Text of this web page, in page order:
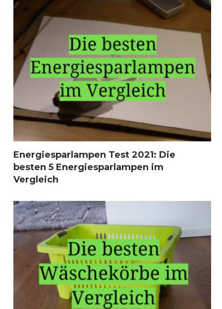
Energiesparlampen Test 2021: Die
besten 5 Energiesparlampen im
Vergleich